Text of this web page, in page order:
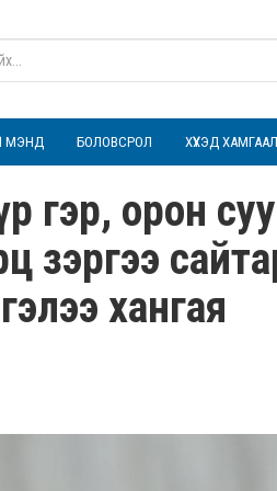
МЭНД БОЛОВСРОЛ ХҮҮХЭД
гэр, орон
зэргээ
хангая